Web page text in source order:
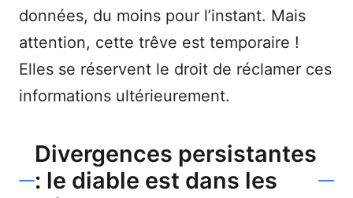
données, du moins pour l’instant. Mais
attention, cette trêve est temporaire !
Elles se réservent le droit de réclamer ces
informations ultérieurement.
Divergences persistantes
: le diable est dans les